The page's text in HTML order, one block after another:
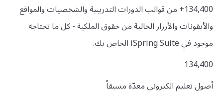
134,400+ من قوالب الدورات التدريبية والشخصيات والمواقع
والأيقونات والأزرار الخالية من حقوق الملكية - كل ما تحتاجه
موجود في iSpring Suite الخاص بك.
134,400
أصول تعليم الكتروني معدّة مسبقاً